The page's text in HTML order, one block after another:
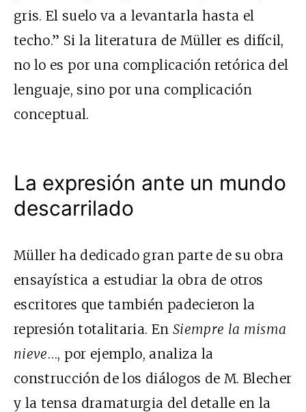
gris. El suelo va a levantarla hasta el
techo.” Si la literatura de Müller es difícil,
no lo es por una complicación retórica del
lenguaje, sino por una complicación
conceptual.
La expresión ante un mundo
descarrilado
Müller ha dedicado gran parte de su obra
ensayística a estudiar la obra de otros
escritores que también padecieron la
represión totalitaria. En Siempre la misma
nieve…, por ejemplo, analiza la
construcción de los diálogos de M. Blecher
y la tensa dramaturgia del detalle en la